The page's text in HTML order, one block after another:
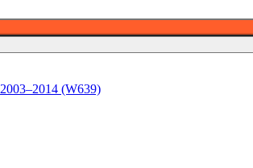
2003–2014 (W639)